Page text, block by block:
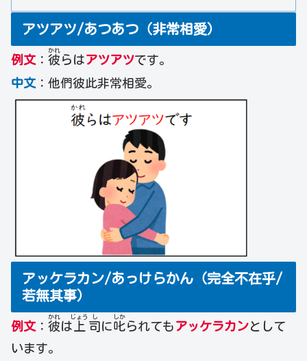
アツアツ/あつあつ（非常相愛）
例文 ： 彼
かれ
らはアツアツです。
中文 ：他們彼此非常相愛。
アッケラカン/あっけらかん（完全不在乎/
若無其事）
例文 ： 彼
かれ
は 上
じょう
司
し
に叱
しか
られても アッケラカンとして
います。